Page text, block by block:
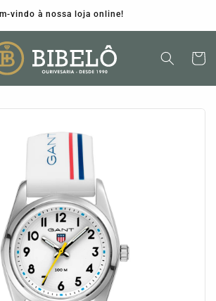
vindo à nossa loja online!